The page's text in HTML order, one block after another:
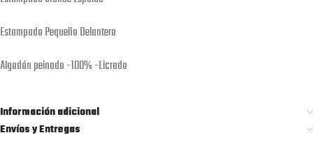
Estampado Pequeño Delantero
Algodón peinado -100% -Licrado
Información adicional
Envíos y Entregas